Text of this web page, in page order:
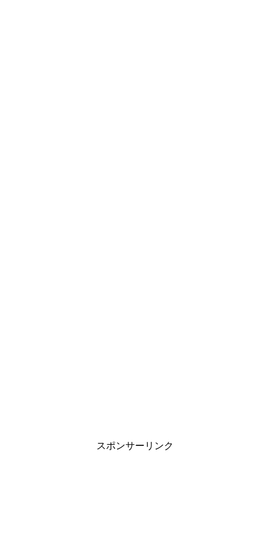
スポンサーリンク